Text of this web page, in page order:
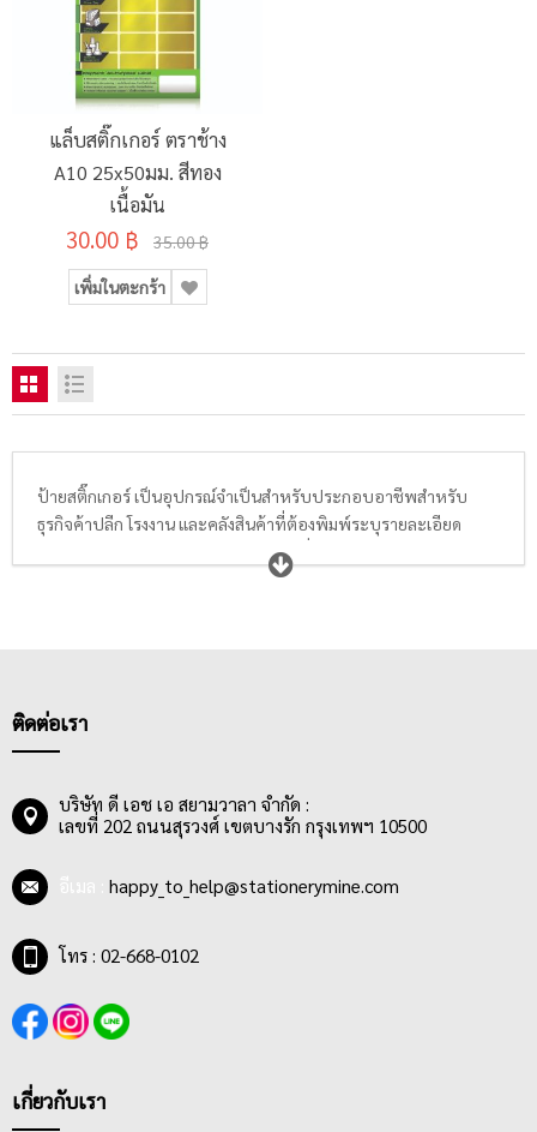
แล็บสติ๊กเกอร์ ตราช้าง
A10 25x50มม. สีทอง
เนื้อมัน
30.00 ฿ 35.00 ฿
เพิ่มในตะกร้า
ป้ายสติ๊กเกอร์ เป็นอุปกรณ์จำเป็นสำหรับประกอบอาชีพสำหรับ
ธุรกิจค้าปลีก โรงงาน และคลังสินค้าที่ต้องพิมพ์ระบุรายละเอียด
สินค้า สัญลักษณ์ โลโก้ ราคา รหัสสินค้าเพื่อแปะลงบนสินค้า หรือแม้
กระทั่งการจ่าหน้าซองเพื่อส่งจดหมาย เอกสาร พัสดุให้แก่ลูกค้า โดย
วัสดุและประโยชน์ทำให้ป้ายสติ๊กเกอร์สะดวกต่อการใช้งานสำหรับผู้
ติดต่อเรา
บริษัท ดี เอช เอ สยามวาลา จำกัด :
เลขที่ 202 ถนนสุรวงศ์ เขตบางรัก กรุงเทพฯ 10500
happy_to_help@stationerymine.com
โทร : 02-668-0102
เกี่ยวกับเรา